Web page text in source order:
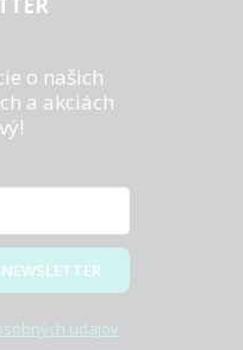
o našich
a akciách
údajov